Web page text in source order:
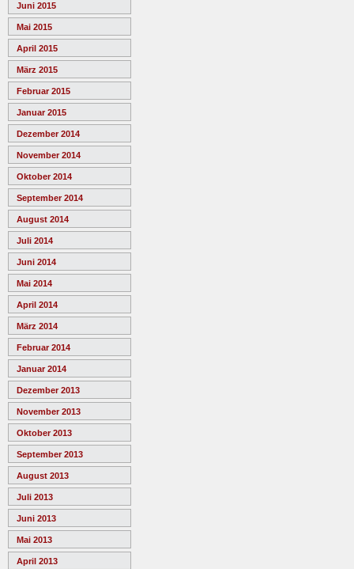
Juni 2015
Mai 2015
April 2015
März 2015
Februar 2015
Januar 2015
Dezember 2014
November 2014
Oktober 2014
September 2014
August 2014
Juli 2014
Juni 2014
Mai 2014
April 2014
März 2014
Februar 2014
Januar 2014
Dezember 2013
November 2013
Oktober 2013
September 2013
August 2013
Juli 2013
Juni 2013
Mai 2013
April 2013